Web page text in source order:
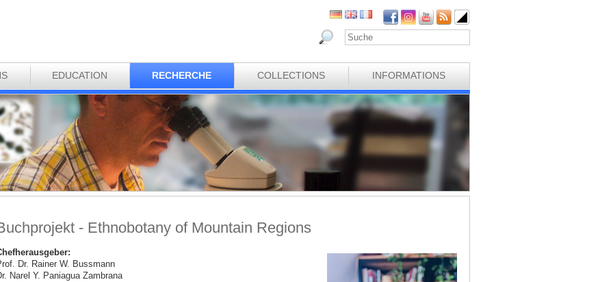
EDUCATION RECHERCHE COLLECTIONS INFORMATIONS
- Ethnobotany of Mountain Regions
Dr. Rainer W. Bussmann
Narel Y. Paniagua Zambrana